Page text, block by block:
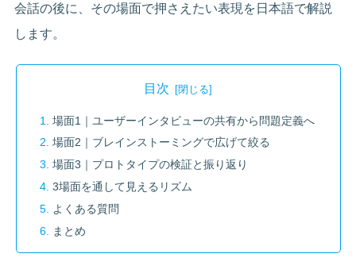
会話の後に、その場面で押さえたい表現を日本語で解説
します。
目次
場面1｜ユーザーインタビューの共有から問題定義へ
場面2｜ブレインストーミングで広げて絞る
場面3｜プロトタイプの検証と振り返り
3場面を通して見えるリズム
よくある質問
まとめ